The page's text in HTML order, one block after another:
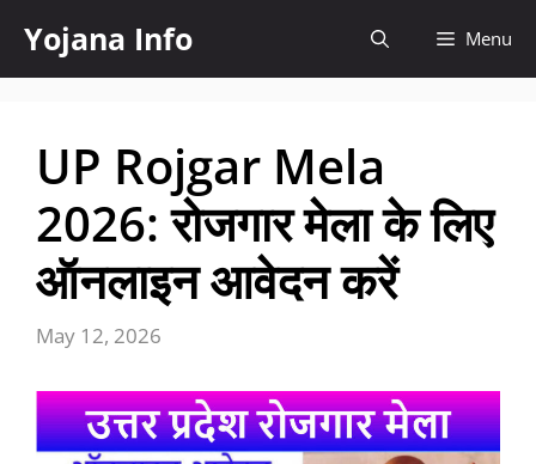
content
Yojana Info Menu
UP Rojgar Mela
2026: रोजगार मेला के लिए
ऑनलाइन आवेदन करें
May 12, 2026